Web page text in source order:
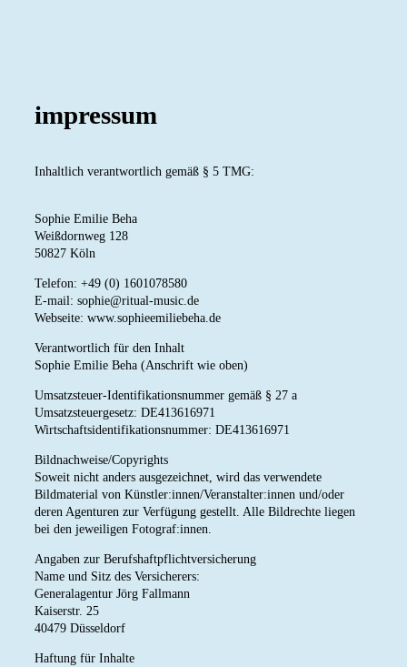
impressum
Inhaltlich verantwortlich gemäß § 5 TMG:
Sophie Emilie Beha
Weißdornweg 128
50827 Köln
Telefon: +49 (0) 1601078580
E-mail: sophie@ritual-music.de
Webseite: www.sophieemiliebeha.de
Verantwortlich für den Inhalt
Sophie Emilie Beha (Anschrift wie oben)
Umsatzsteuer-Identifikationsnummer gemäß § 27 a
Umsatzsteuergesetz: DE413616971
Wirtschaftsidentifikationsnummer: DE413616971
Bildnachweise/Copyrights
Soweit nicht anders ausgezeichnet, wird das verwendete
Bildmaterial von Künstler:innen/Veranstalter:innen und/oder
deren Agenturen zur Verfügung gestellt. Alle Bildrechte liegen
bei den jeweiligen Fotograf:innen.
Angaben zur Berufs­haftpflicht­versicherung
Name und Sitz des Versicherers:
Generalagentur Jörg Fallmann
Kaiserstr. 25
40479 Düsseldorf
Haftung für Inhalte